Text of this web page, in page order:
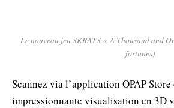
Le nouveau jeu SKRATS « A Thousand and
fortunes)
Scannez via l’application OPAP Store
impressionnante visualisation en 3D